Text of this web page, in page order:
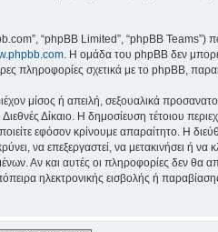
“phpBB Limited”, “phpBB
. Η ομάδα του phpBB δεν
πληροφορίες σχετικά με το phpBB,
μίσος ή απειλή, σεξουαλικά
Δίκαιο. Η δημοσίευση τέτοιου
εφόσον κρίνουμε απαραίτητο. Η
να επεξεργαστεί, να μετακινήσει ή να
Αν και αυτές οι πληροφορίες δεν
ηλεκτρονικής εισβολής ή